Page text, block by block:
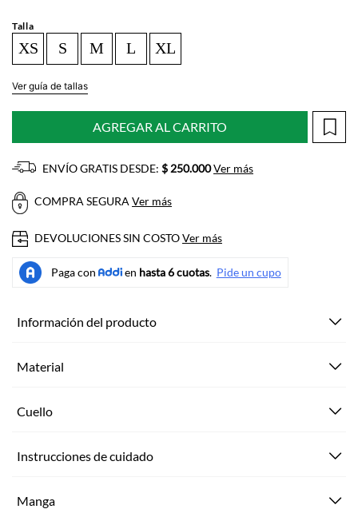
Talla
XS S M L XL
Ver guía de tallas
AGREGAR AL CARRITO
ENVÍO GRATIS DESDE: $ 250.000Ver más
COMPRA SEGURAVer más
DEVOLUCIONES SIN COSTOVer más
Información del producto
Material
Cuello
Instrucciones de cuidado
Manga